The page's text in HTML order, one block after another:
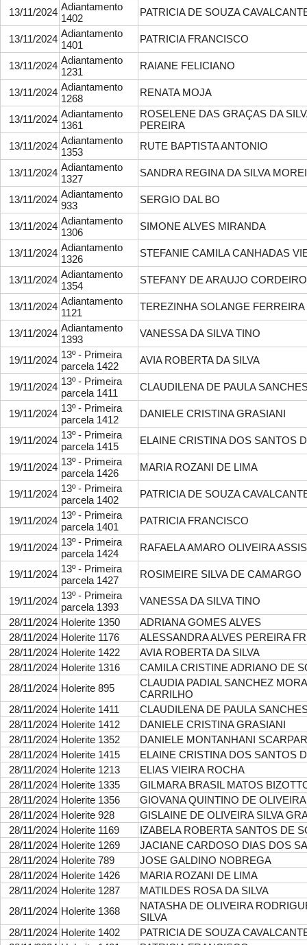
13/11/2024 Adiantamento
1402
PATRICIA DE SOUZA
13/11/2024 Adiantamento
1401
PATRICIA FRANCISCO
13/11/2024 Adiantamento
1231
RAIANE FELICIANO
13/11/2024 Adiantamento
1268
RENATA MOJA
13/11/2024 Adiantamento
1361
ROSELENE DAS GRAÇAS DA
PEREIRA
13/11/2024 Adiantamento
1353
RUTE BAPTISTA ANTONIO
13/11/2024 Adiantamento
1327
SANDRA REGINA DA SILVA
13/11/2024 Adiantamento
933
SERGIO DAL BO
13/11/2024 Adiantamento
1306
SIMONE ALVES MIRANDA
13/11/2024 Adiantamento
1326
STEFANIE CAMILA CANHADAS
13/11/2024 Adiantamento
1354
STEFANY DE ARAUJO CORDEIRO
13/11/2024 Adiantamento
1121
TEREZINHA SOLANGE FERREIRA
13/11/2024 Adiantamento
1393
VANESSA DA SILVA TINO
19/11/2024 13º - Primeira
parcela 1422
AVIA ROBERTA DA SILVA
19/11/2024 13º - Primeira
parcela 1411
CLAUDILENA DE PAULA
19/11/2024 13º - Primeira
parcela 1412
DANIELE CRISTINA GRASIANI
19/11/2024 13º - Primeira
parcela 1415
ELAINE CRISTINA DOS SANTOS
19/11/2024 13º - Primeira
parcela 1426
MARIA ROZANI DE LIMA
19/11/2024 13º - Primeira
parcela 1402
PATRICIA DE SOUZA
19/11/2024 13º - Primeira
parcela 1401
PATRICIA FRANCISCO
19/11/2024 13º - Primeira
parcela 1424
RAFAELA AMARO OLIVEIRA ASSIS
19/11/2024 13º - Primeira
parcela 1427
ROSIMEIRE SILVA DE CAMARGO
19/11/2024 13º - Primeira
parcela 1393
VANESSA DA SILVA TINO
28/11/2024 Holerite 1350
ADRIANA GOMES ALVES
28/11/2024 Holerite 1176
ALESSANDRA ALVES PEREIRA
28/11/2024 Holerite 1422
AVIA ROBERTA DA SILVA
28/11/2024 Holerite 1316
CAMILA CRISTINE ADRIANO DE
28/11/2024 Holerite 895
CLAUDIA PADIAL SANCHEZ
CARRILHO
28/11/2024 Holerite 1411
CLAUDILENA DE PAULA
28/11/2024 Holerite 1412
DANIELE CRISTINA GRASIANI
28/11/2024 Holerite 1352
DANIELE MONTANHANI
28/11/2024 Holerite 1415
ELAINE CRISTINA DOS SANTOS
28/11/2024 Holerite 1213
ELIAS VIEIRA ROCHA
28/11/2024 Holerite 1335
GILMARA BRASIL MATOS
28/11/2024 Holerite 1356
GIOVANA QUINTINO DE OLIVEIRA
28/11/2024 Holerite 928
GISLAINE DE OLIVEIRA SILVA
28/11/2024 Holerite 1169
IZABELA ROBERTA SANTOS DE
28/11/2024 Holerite 1269
JACIANE CARDOSO DIAS DOS
28/11/2024 Holerite 789
JOSE GALDINO NOBREGA
28/11/2024 Holerite 1426
MARIA ROZANI DE LIMA
28/11/2024 Holerite 1287
MATILDES ROSA DA SILVA
28/11/2024 Holerite 1368
NATASHA DE OLIVEIRA
SILVA
28/11/2024 Holerite 1402
PATRICIA DE SOUZA